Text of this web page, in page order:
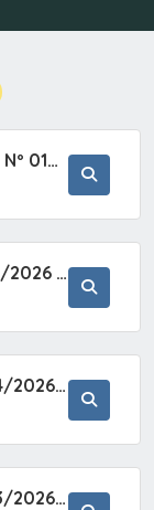
CONCORRÊNCIA PRESENCIAL Nº 019/2025 - PAVIMENTAÇÃO ASFÁLTICA EM TRECHO DA RUA 2 NO BAIRRO VILA SOARES NO MUNICÍPIO DE SETE BARRAS/SP.
PREGÃO ELETRÔNICO Nº 021/2026 - AQUISIÇÃO DE CONTENTORES E CARRINHOS, DESTINADOS A COLETIVA E MANEJO DE RESÍDUOS SÓLIDOS, ATRAVÉS DO SISTEMA DE REGISTRO DE PREÇOS (SRP)
PREGÃO ELETRÔNICO Nº 024/2026 - AQUISIÇÃO DE GÁS MEDICINAL TIPO OXIGÊNIO (1,00 M3, 3,00 M3 E 10,00 M3), EM ATENDIMENTO À SECRETARIA MUNICIPAL DE SAÚDE, ATRAVÉS DO SISTEMA DE REGISTRO DE PREÇOS (SRP)
PREGÃO ELETRÔNICO Nº 023/2026 - AQUISIÇÃO DE ENXOVAL INFANTIL, EM ATENDIMENTO À SECRETARIA MUNICIPAL DE EDUCAÇÃO, ATRAVÉS DO SISTEMA DE REGISTRO DE PREÇOS (SRP).